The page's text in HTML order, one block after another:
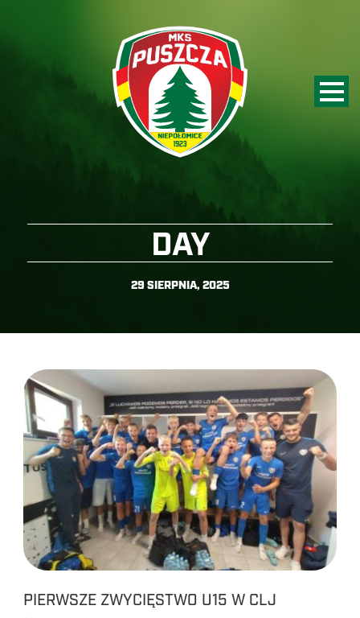
DAY
29 SIERPNIA, 2025
PIERWSZE ZWYCIĘSTWO U15 W CLJ